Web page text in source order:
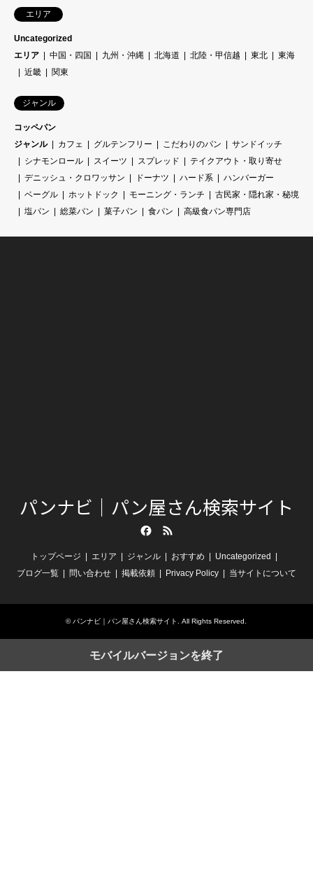
エリア
Uncategorized
エリア
中国・四国 九州・沖縄 北海道 北陸・甲信越 東北
東海
近畿
関東
ジャンル
コッペパン
ジャンル
カフェ グルテンフリー こだわりのパン
サンドイッチ
シナモンロール
スイーツ スプレッド
テイクアウト・取り寄せ
デニッシュ・クロワッサン
ドーナツ ハード系
ハンバーガー
ベーグル
ホットドック モーニング・ランチ
古民家・隠れ家・秘境
塩パン
総菜パン 菓子パン 食パン 高級食パン専門店
パンナビ｜パン屋さん検索サイト
トップページ エリア ジャンル おすすめ
Uncategorized
ブログ一覧
問い合わせ 掲載依頼 Privacy Policy 当サイトについて
©パンナビ｜パン屋さん検索サイト. All Rights Reserved.
モバイルバージョンを終了